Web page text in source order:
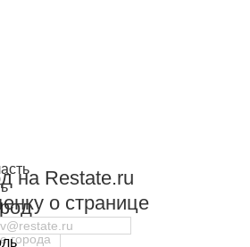
на Restate.ru
о странице